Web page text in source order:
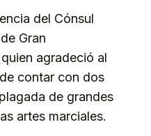
del Cónsul
Gran
agradeció al
contar con dos
de grandes
artes marciales.